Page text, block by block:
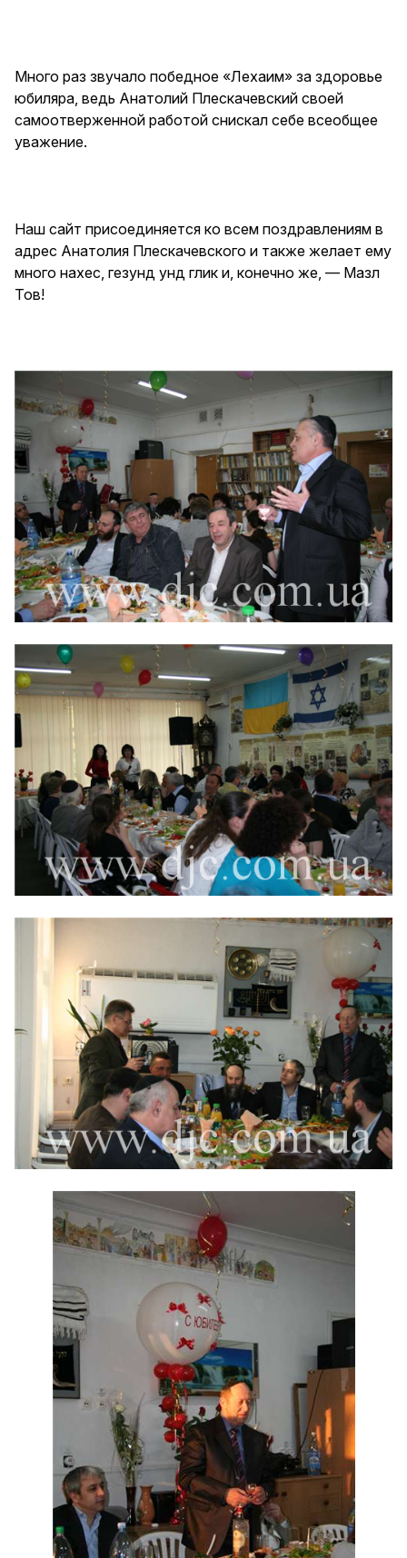
Много раз звучало победное «Лехаим» за здоровье
юбиляра, ведь Анатолий Плескачевский своей
самоотверженной работой снискал себе всеобщее
уважение.
Наш сайт присоединяется ко всем поздравлениям в
адрес Анатолия Плескачевского и также желает ему
много нахес, гезунд унд глик и, конечно же, — Мазл
Тов!